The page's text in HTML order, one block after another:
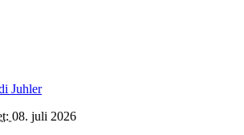
Juhler
08. juli 2026